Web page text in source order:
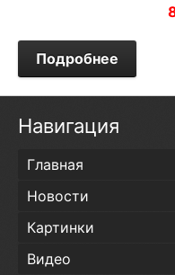
Подробнее
Навигация
Главная
Новости
Картинки
Видео